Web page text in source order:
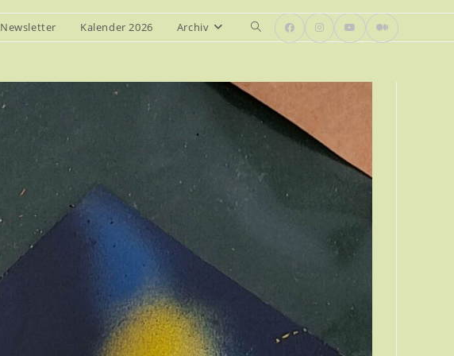
Newsletter Kalender 2026 Archiv
Website-
umschalten